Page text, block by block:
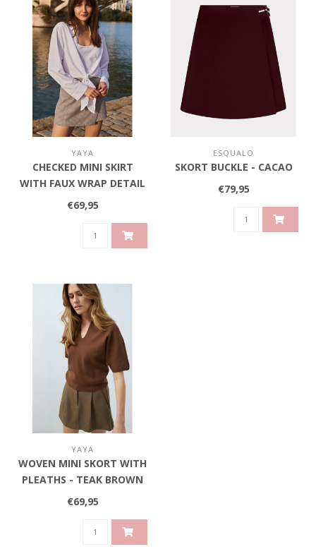
YAYA
CHECKED MINI SKIRT
WITH FAUX WRAP DETAIL
- BEIGE DESSIN
€69,95
ESQUALO
SKORT BUCKLE - CACAO
€79,95
YAYA
WOVEN MINI SKORT WITH
PLEATHS - TEAK BROWN
€69,95